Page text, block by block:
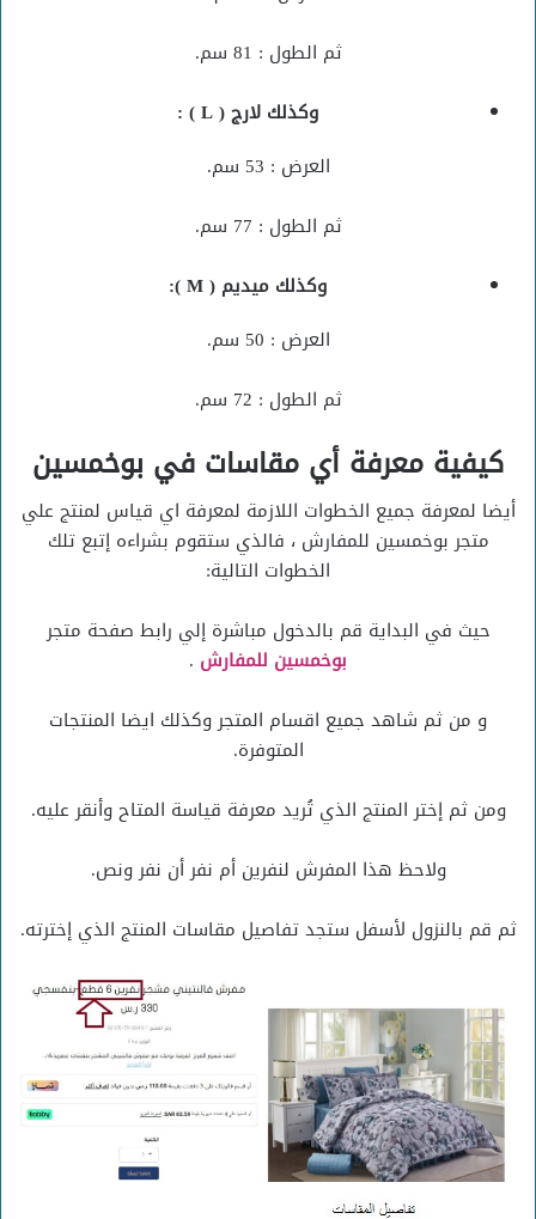
ثم الطول : 81 سم.
وكذلك لارج ( L ) :
العرض : 53 سم.
ثم الطول : 77 سم.
وكذلك ميديم ( M ):
العرض : 50 سم.
ثم الطول : 72 سم.
كيفية معرفة أي مقاسات في بوخمسين
أيضا لمعرفة جميع الخطوات اللازمة لمعرفة اي قياس لمنتج علي
متجر بوخمسين للمفارش ، فالذي ستقوم بشراءه إتبع تلك
الخطوات التالية:
حيث في البداية قم بالدخول مباشرة إلي رابط صفحة متجر
بوخمسين للمفارش .
و من ثم شاهد جميع اقسام المتجر وكذلك ايضا المنتجات
المتوفرة.
ومن ثم إختر المنتج الذي تُريد معرفة قياسة المتاح وأنقر عليه.
ولاحظ هذا المفرش لنفرين أم نفر أن نفر ونص.
ثم قم بالنزول لأسفل ستجد تفاصيل مقاسات المنتج الذي إخترته.